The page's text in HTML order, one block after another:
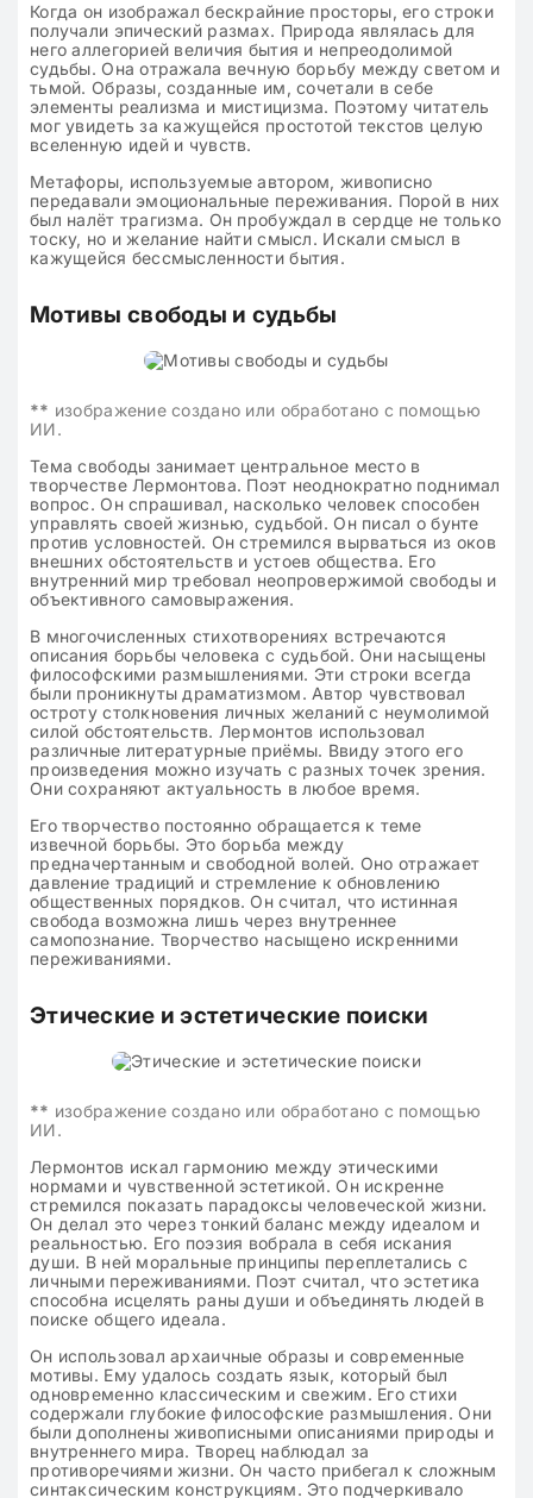
Когда он изображал бескрайние просторы, его строки
получали эпический размах. Природа являлась для
него аллегорией величия бытия и непреодолимой
судьбы. Она отражала вечную борьбу между светом и
тьмой. Образы, созданные им, сочетали в себе
элементы реализма и мистицизма. Поэтому читатель
мог увидеть за кажущейся простотой текстов целую
вселенную идей и чувств.
Метафоры, используемые автором, живописно
передавали эмоциональные переживания. Порой в них
был налёт трагизма. Он пробуждал в сердце не только
тоску, но и желание найти смысл. Искали смысл в
кажущейся бессмысленности бытия.
Мотивы свободы и судьбы
** изображение создано или обработано с помощью
ИИ.
Тема свободы занимает центральное место в
творчестве Лермонтова. Поэт неоднократно поднимал
вопрос. Он спрашивал, насколько человек способен
управлять своей жизнью, судьбой. Он писал о бунте
против условностей. Он стремился вырваться из оков
внешних обстоятельств и устоев общества. Его
внутренний мир требовал неопровержимой свободы и
объективного самовыражения.
В многочисленных стихотворениях встречаются
описания борьбы человека с судьбой. Они насыщены
философскими размышлениями. Эти строки всегда
были проникнуты драматизмом. Автор чувствовал
остроту столкновения личных желаний с неумолимой
силой обстоятельств. Лермонтов использовал
различные литературные приёмы. Ввиду этого его
произведения можно изучать с разных точек зрения.
Они сохраняют актуальность в любое время.
Его творчество постоянно обращается к теме
извечной борьбы. Это борьба между
предначертанным и свободной волей. Оно отражает
давление традиций и стремление к обновлению
общественных порядков. Он считал, что истинная
свобода возможна лишь через внутреннее
самопознание. Творчество насыщено искренними
переживаниями.
Этические и эстетические поиски
** изображение создано или обработано с помощью
ИИ.
Лермонтов искал гармонию между этическими
нормами и чувственной эстетикой. Он искренне
стремился показать парадоксы человеческой жизни.
Он делал это через тонкий баланс между идеалом и
реальностью. Его поэзия вобрала в себя искания
души. В ней моральные принципы переплетались с
личными переживаниями. Поэт считал, что эстетика
способна исцелять раны души и объединять людей в
поиске общего идеала.
Он использовал архаичные образы и современные
мотивы. Ему удалось создать язык, который был
одновременно классическим и свежим. Его стихи
содержали глубокие философские размышления. Они
были дополнены живописными описаниями природы и
внутреннего мира. Творец наблюдал за
противоречиями жизни. Он часто прибегал к сложным
синтаксическим конструкциям. Это подчеркивало